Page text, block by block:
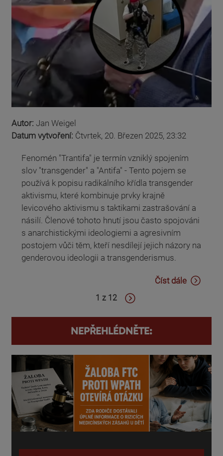
Autor: Jan Weigel
Datum vytvoření: Čtvrtek, 20. Březen 2025, 23:32
Fenomén "Trantifa" je termín vzniklý spojením
slov "transgender" a "Antifa" - Tento pojem se
používá k popisu radikálního křídla transgender
aktivismu, které kombinuje prvky krajně
levicového aktivismu s taktikami zastrašování a
násilí. Členové tohoto hnutí jsou často spojováni
s anarchistickými ideologiemi a agresivním
postojem vůči těm, kteří nesdílejí jejich názory na
genderovou ideologii a transgenderismus.
Číst dále
1 z 12
NEPŘEHLÉDNĚTE: